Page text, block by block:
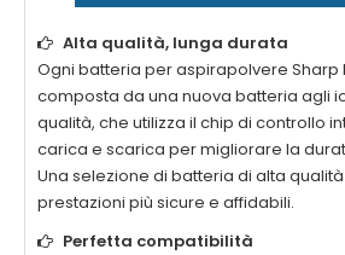
Alta qualità, lunga durata
Ogni batteria per aspirapolvere Sharp
composta da una nuova batteria agli
qualità, che utilizza il chip di controllo
carica e scarica per migliorare la
Una selezione di batteria di alta
prestazioni più sicure e affidabili.
Perfetta compatibilità